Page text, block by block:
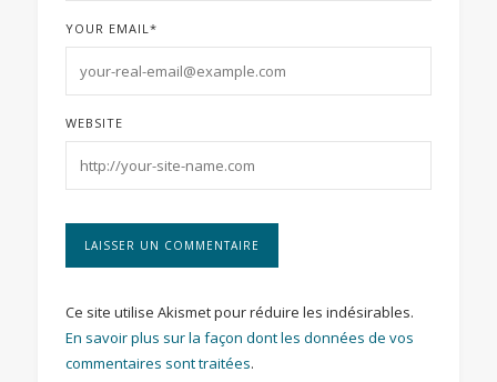
YOUR EMAIL*
WEBSITE
Ce site utilise Akismet pour réduire les indésirables.
En savoir plus sur la façon dont les données de vos
commentaires sont traitées.